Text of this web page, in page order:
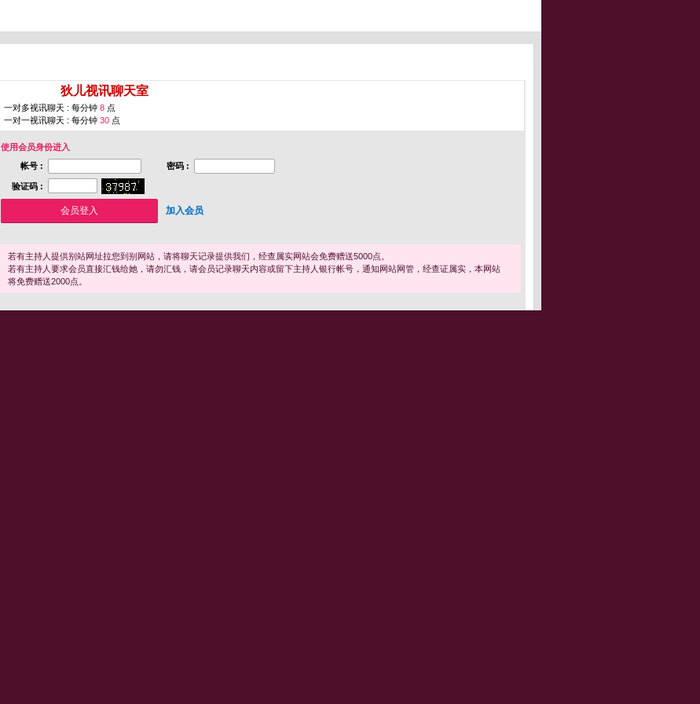
狄儿视讯聊天室
一对多视讯聊天 : 每分钟 8 点
一对一视讯聊天 : 每分钟 30 点
使用会员身份进入
帐号 :
密码 :
验证码 :
加入会员
若有主持人提供别站网址拉您到别网站，请将聊天记录提供我们，经查属实网站会免费赠送5000点。
若有主持人要求会员直接汇钱给她，请勿汇钱，请会员记录聊天内容或留下主持人银行帐号，通知网站网管，经查证属实，本网站
将免费赠送2000点。